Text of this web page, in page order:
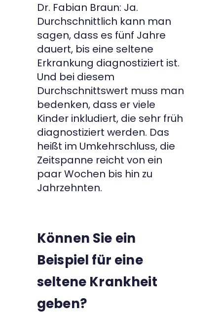
Dr. Fabian Braun: Ja.
Durchschnittlich kann man
sagen, dass es fünf Jahre
dauert, bis eine seltene
Erkrankung diagnostiziert ist.
Und bei diesem
Durchschnittswert muss man
bedenken, dass er viele
Kinder inkludiert, die sehr früh
diagnostiziert werden. Das
heißt im Umkehrschluss, die
Zeitspanne reicht von ein
paar Wochen bis hin zu
Jahrzehnten.
Können Sie ein
Beispiel für eine
seltene Krankheit
geben?